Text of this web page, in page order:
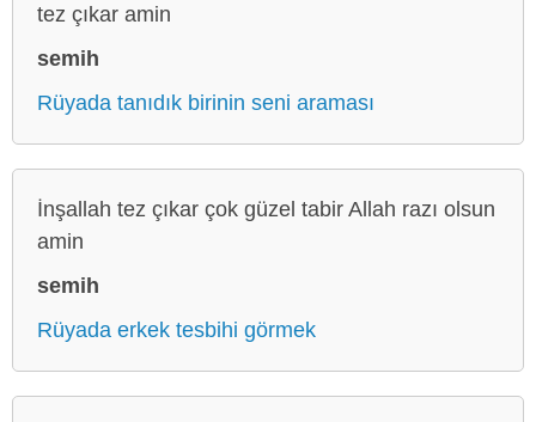
tez çıkar amin
semih
Rüyada tanıdık birinin seni araması
İnşallah tez çıkar çok güzel tabir Allah razı olsun
amin
semih
Rüyada erkek tesbihi görmek